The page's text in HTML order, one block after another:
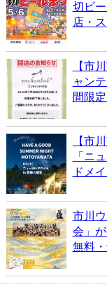
切ビ
店・
【市
ャン
間限
【市
「ニ
ドメ
市川
会」
無料